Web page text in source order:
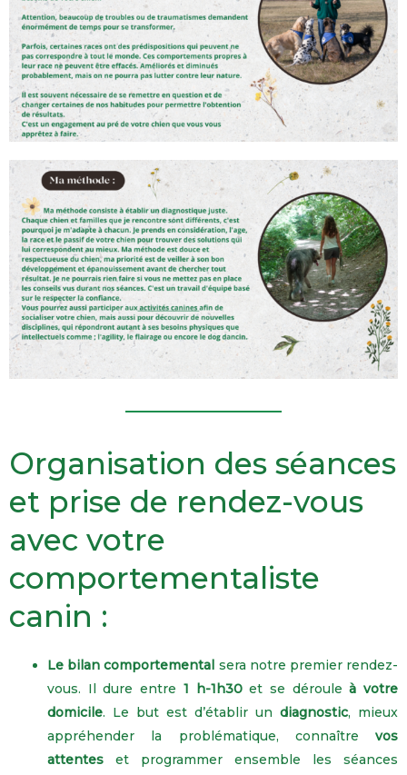
Organisation des séances
et prise de rendez-vous
avec votre
comportementaliste
canin :
Le bilan comportemental sera notre premier rendez-
vous. Il dure entre 1 h-1h30et se dérouleà votre
domicile. Le but est d’établir un diagnostic, mieux
appréhender la problématique, connaître vos
attentes et programmer ensemble les séances